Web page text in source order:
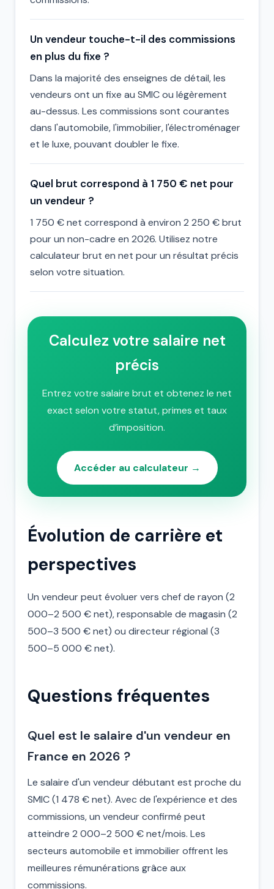
Un vendeur touche-t-il des commissions
en plus du fixe ?
Dans la majorité des enseignes de détail, les
vendeurs ont un fixe au SMIC ou légèrement
au-dessus. Les commissions sont courantes
dans l'automobile, l'immobilier, l'électroménager
et le luxe, pouvant doubler le fixe.
Quel brut correspond à 1 750 € net pour
un vendeur ?
1 750 € net correspond à environ 2 250 € brut
pour un non-cadre en 2026. Utilisez notre
calculateur brut en net pour un résultat précis
selon votre situation.
Calculez votre salaire net
précis
Entrez votre salaire brut et obtenez le net
exact selon votre statut, primes et taux
d’imposition.
Accéder au calculateur →
Évolution de carrière et
perspectives
Un vendeur peut évoluer vers chef de rayon (2
000–2 500 € net), responsable de magasin (2
500–3 500 € net) ou directeur régional (3
500–5 000 € net).
Questions fréquentes
Quel est le salaire d'un vendeur en
France en 2026 ?
Le salaire d'un vendeur débutant est proche du
SMIC (1 478 € net). Avec de l'expérience et des
commissions, un vendeur confirmé peut
atteindre 2 000–2 500 € net/mois. Les
secteurs automobile et immobilier offrent les
meilleures rémunérations grâce aux
commissions.